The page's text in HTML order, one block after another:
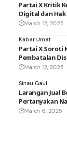
Partai X Kritik
Digital dan Hak
March 12, 2025
Kabar Umat
Partai X Soroti
Pembatalan
March 12, 2025
Sinau Gaul
Larangan Jual
Pertanyakan
March 6, 2025